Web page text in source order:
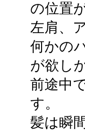
の位置
左肩、
何かの
が欲し
前途中
す。
髪は瞬